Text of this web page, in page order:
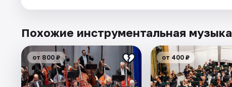
Похожие инструментальная музыка
от 800 ₽ от 400 ₽